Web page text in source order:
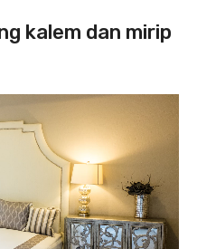
kalem dan mirip